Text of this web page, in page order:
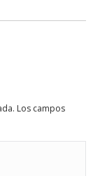
Los campos